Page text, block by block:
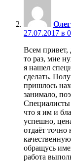
Олег
27.07.2017 в
Всем
то раз, мне
я нашел
сделать.
пришлось
занимало,
Специалисты
что я им и
успешно,
отдаёт точно
обращусь
работа